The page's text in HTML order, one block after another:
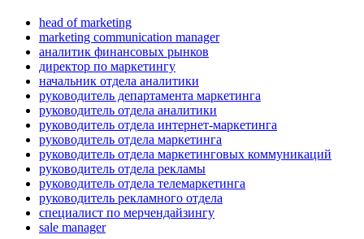
head of marketing
marketing communication manager
аналитик финансовых рынков
директор по маркетингу
начальник отдела аналитики
руководитель департамента маркетинга
руководитель отдела аналитики
руководитель отдела интернет-маркетинга
руководитель отдела маркетинга
руководитель отдела маркетинговых коммуникаций
руководитель отдела рекламы
руководитель отдела телемаркетинга
руководитель рекламного отдела
специалист по мерчендайзингу
sale manager